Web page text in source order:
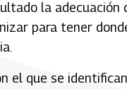
la adecuación
para tener
el que se